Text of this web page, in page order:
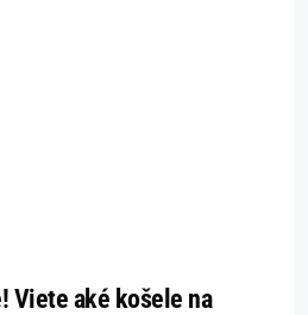
Viete aké košele na